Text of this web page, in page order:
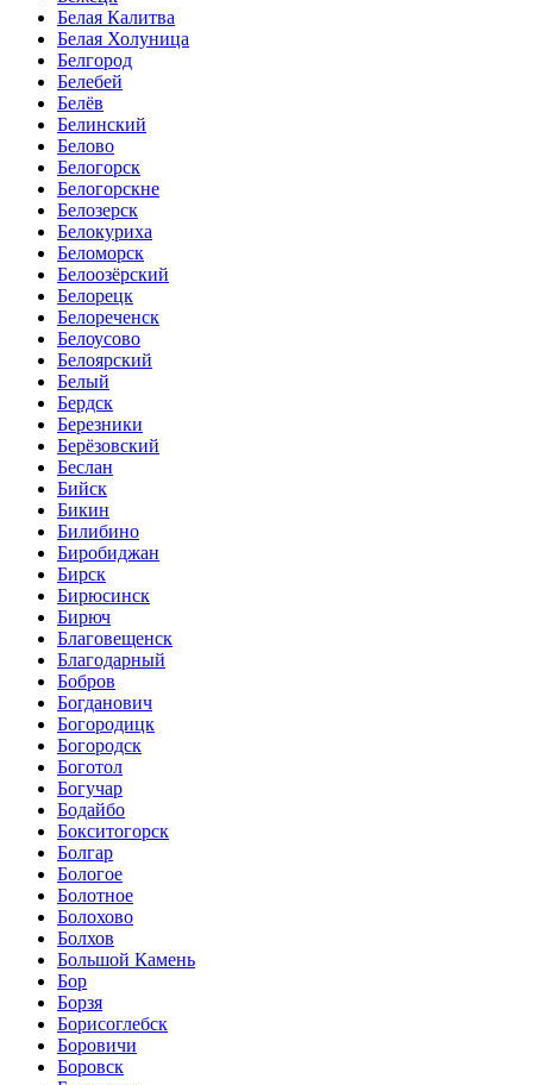
Белая Калитва
Белая Холуница
Белгород
Белебей
Белёв
Белинский
Белово
Белогорск
Белогорскне
Белозерск
Белокуриха
Беломорск
Белоозёрский
Белорецк
Белореченск
Белоусово
Белоярский
Белый
Бердск
Березники
Берёзовский
Беслан
Бийск
Бикин
Билибино
Биробиджан
Бирск
Бирюсинск
Бирюч
Благовещенск
Благодарный
Бобров
Богданович
Богородицк
Богородск
Боготол
Богучар
Бодайбо
Бокситогорск
Болгар
Бологое
Болотное
Болохово
Болхов
Большой Камень
Бор
Борзя
Борисоглебск
Боровичи
Боровск